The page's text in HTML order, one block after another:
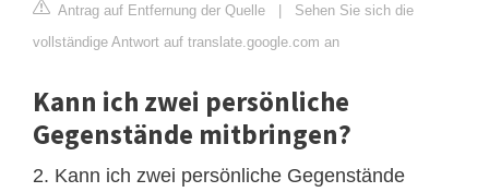
Antrag auf Entfernung der Quelle | Sehen Sie sich die
vollständige Antwort auf translate.google.com an
Kann ich zwei persönliche
Gegenstände mitbringen?
2. Kann ich zwei persönliche Gegenstände